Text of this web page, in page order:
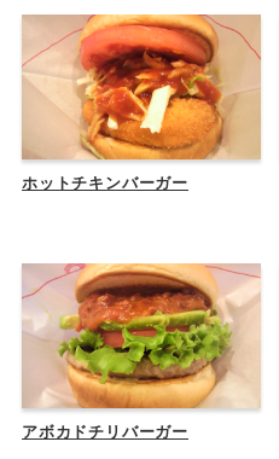
ホットチキンバーガー
アボカドチリバーガー